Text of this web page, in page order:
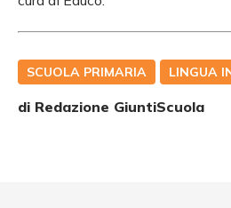
SCUOLA PRIMARIA LINGUA
di Redazione GiuntiScuola